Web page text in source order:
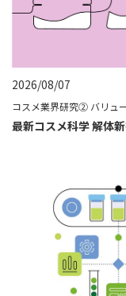
2026/08/07
コスメ業界研究② バリュ
最新コスメ科学 解体新